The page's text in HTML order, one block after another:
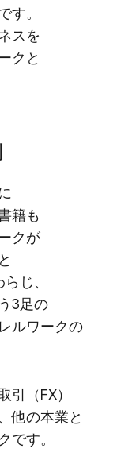
す。​
スを​
クと​
籍も​
クが​
じ、​
​3足の​
ルワークの​
引​（FX）
他の​本業と​
です。